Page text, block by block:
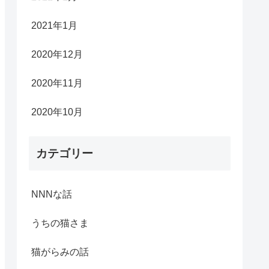
2021年1月
2020年12月
2020年11月
2020年10月
カテゴリー
NNNな話
うちの猫さま
猫がらみの話